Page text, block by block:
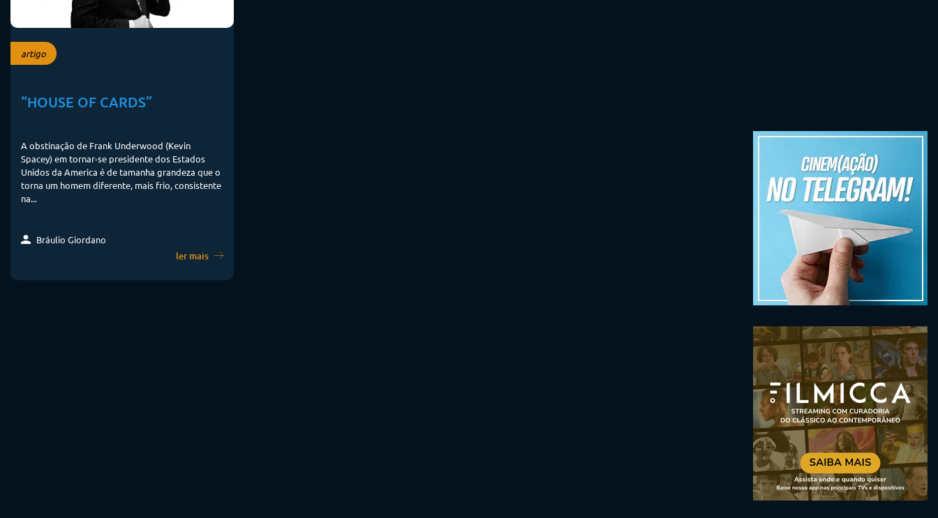
artigo
“HOUSE OF CARDS”
A obstinação de Frank Underwood (Kevin
Spacey) em tornar-se presidente dos Estados
Unidos da America é de tamanha grandeza que o
torna um homem diferente, mais frio, consistente
na...
Bráulio Giordano
ler mais